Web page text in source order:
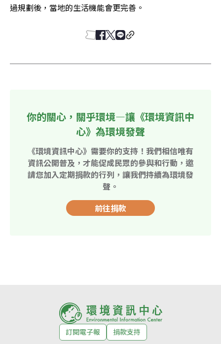
過規劃後，當地的生活機能會更完善。
你的關心，關乎環境—讓《環境資訊中
心》為環境發聲
《環境資訊中心》需要你的支持！我們相信唯有
資訊公開普及，才能促成民眾的參與和行動，邀
請您加入定期捐款的行列，讓我們持續為環境發
聲。
前往捐款
訂閱電子報
捐款支持